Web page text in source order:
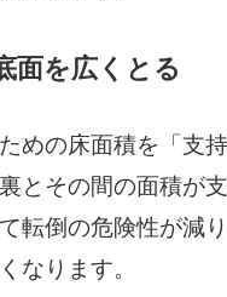
面を広くとる
めの床面積を「支
とその間の面積が
転倒の危険性が減
なります。